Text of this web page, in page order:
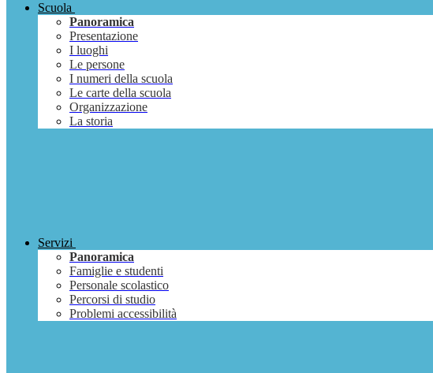
Scuola
Panoramica
Presentazione
I luoghi
Le persone
I numeri della scuola
Le carte della scuola
Organizzazione
La storia
Servizi
Panoramica
Famiglie e studenti
Personale scolastico
Percorsi di studio
Problemi accessibilità